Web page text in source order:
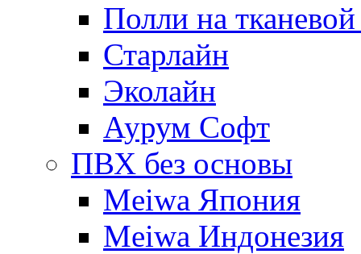
Полли на
Старлайн
Эколайн
Аурум Софт
ПВХ без основы
Meiwa Япония
Meiwa Индонезия